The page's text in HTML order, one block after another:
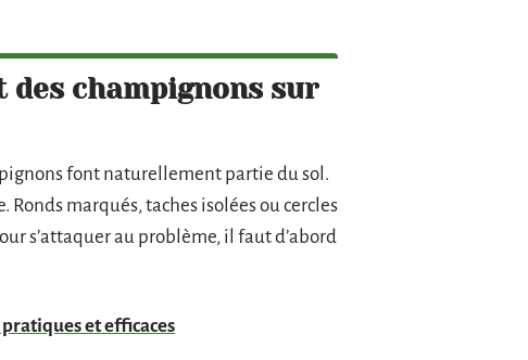
des champignons sur
font naturellement partie du sol.
marqués, taches isolées ou cercles
s’attaquer au problème, il faut d’abord
pratiques et efficaces